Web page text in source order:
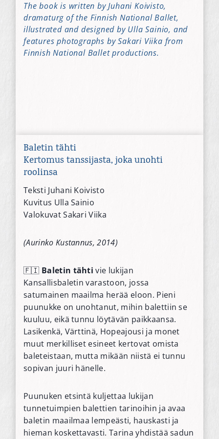
The book is written by Juhani Koivisto,
dramaturg of the Finnish National Ballet,
illustrated and designed by Ulla Sainio, and
features photographs by Sakari Viika from
Finnish National Ballet productions.
Baletin tähti
Kertomus tanssijasta, joka unohti
roolinsa
Teksti Juhani Koivisto
Kuvitus Ulla Sainio
Valokuvat Sakari Viika
(Aurinko Kustannus, 2014)
🇫🇮 Baletin tähti vie lukijan
Kansallisbaletin varastoon, jossa
satumainen maailma herää eloon. Pieni
puunukke on unohtanut, mihin balettiin se
kuuluu, eikä tunnu löytävän paikkaansa.
Lasikenkä, Värttinä, Hopeajousi ja monet
muut merkilliset esineet kertovat omista
baleteistaan, mutta mikään niistä ei tunnu
sopivan juuri hänelle.
Puunuken etsintä kuljettaa lukijan
tunnetuimpien balettien tarinoihin ja avaa
baletin maailmaa lempeästi, hauskasti ja
hieman koskettavasti. Tarina yhdistää sadun